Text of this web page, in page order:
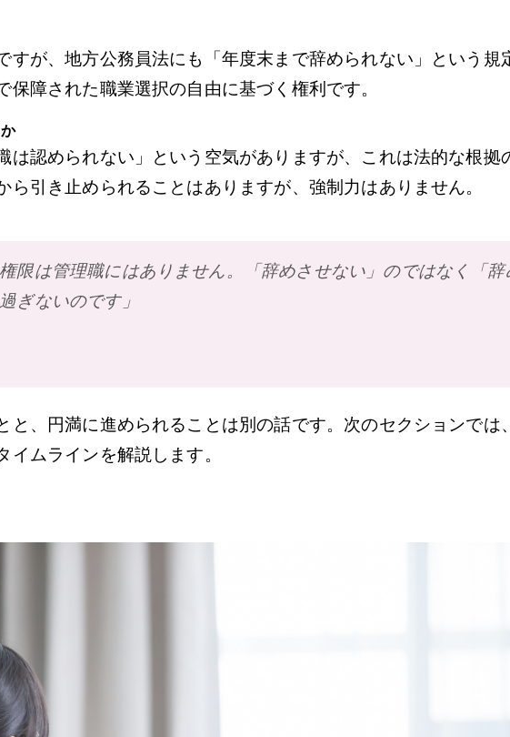
すが、地方公務員法にも「年度末まで辞められない」という規
保障された職業選択の自由に基づく権利です。
は認められない」という空気がありますが、これは法的な根拠
ら引き止められることはありますが、強制力はありません。
限は管理職にはありません。「辞めさせない」のではなく「辞
ぎないのです」
と、円満に進められることは別の話です。次のセクションでは
ムラインを解説します。